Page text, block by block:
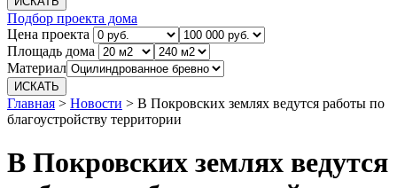
Подбор проекта дома
Цена проекта
Площадь дома
Материал
Главная > Новости > В Покровских землях ведутся работы по
благоустройству территории
В Покровских землях ведутся